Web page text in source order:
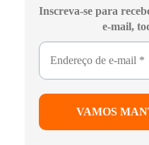
Inscreva-se para
e-mail,